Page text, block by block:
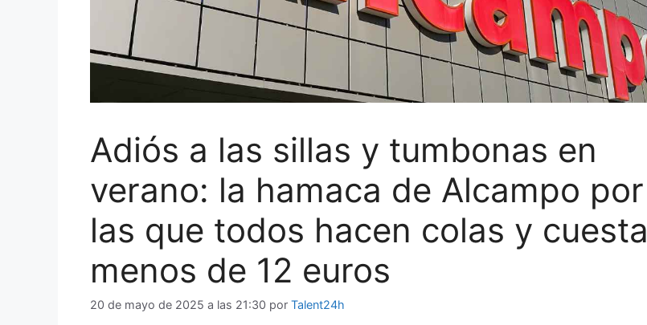
Adiós a las sillas y tumbonas en
verano: la hamaca de Alcampo por
las que todos hacen colas y cuesta
menos de 12 euros
20 de mayo de 2025 a las 21:30 por Talent24h